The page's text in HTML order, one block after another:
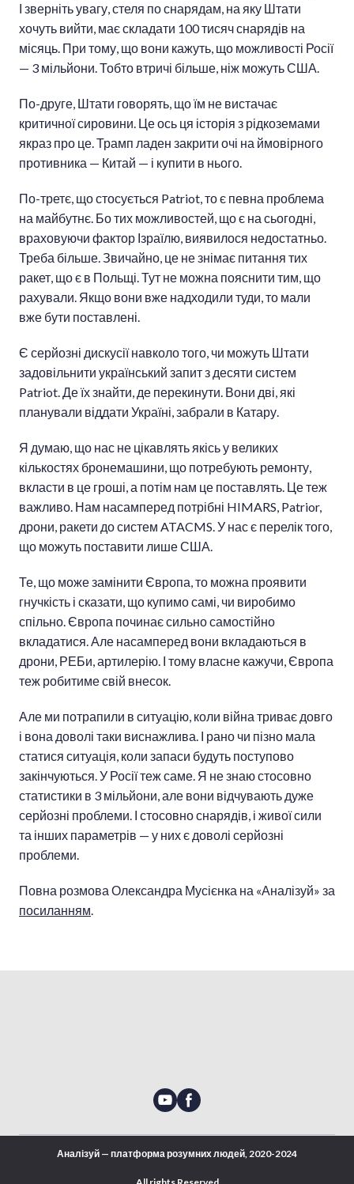
І зверніть увагу, стеля по снарядам, на яку Штати
хочуть вийти, має складати 100 тисяч снарядів на
місяць. При тому, що вони кажуть, що можливості Росії
— 3 мільйони. Тобто втричі більше, ніж можуть США.
По-друге, Штати говорять, що їм не вистачає
критичної сировини. Це ось ця історія з рідкоземами
якраз про це. Трамп ладен закрити очі на ймовірного
противника — Китай — і купити в нього.
По-третє, що стосується Patriot, то є певна проблема
на майбутнє. Бо тих можливостей, що є на сьогодні,
враховуючи фактор Ізраїлю, виявилося недостатньо.
Треба більше. Звичайно, це не знімає питання тих
ракет, що є в Польщі. Тут не можна пояснити тим, що
рахували. Якщо вони вже надходили туди, то мали
вже бути поставлені.
Є серйозні дискусії навколо того, чи можуть Штати
задовільнити український запит з десяти систем
Patriot. Де їх знайти, де перекинути. Вони дві, які
планували віддати Україні, забрали в Катару.
Я думаю, що нас не цікавлять якісь у великих
кількостях бронемашини, що потребують ремонту,
вкласти в це гроші, а потім нам це поставлять. Це теж
важливо. Нам насамперед потрібні HIMARS, Patrior,
дрони, ракети до систем ATACMS. У нас є перелік того,
що можуть поставити лише США.
Те, що може замінити Європа, то можна проявити
гнучкість і сказати, що купимо самі, чи виробимо
спільно. Європа починає сильно самостійно
вкладатися. Але насамперед вони вкладаються в
дрони, РЕБи, артилерію. І тому власне кажучи, Європа
теж робитиме свій внесок.
Але ми потрапили в ситуацію, коли війна триває довго
і вона доволі таки виснажлива. І рано чи пізно мала
статися ситуація, коли запаси будуть поступово
закінчуються. У Росії теж саме. Я не знаю стосовно
статистики в 3 мільйони, але вони відчувають дуже
серйозні проблеми. І стосовно снарядів, і живої сили
та інших параметрів — у них є доволі серйозні
проблеми.
Повна розмова Олександра Мусієнка на «Аналізуй» за
посиланням.
Аналізуй — платформа розумних людей, 2020-2024